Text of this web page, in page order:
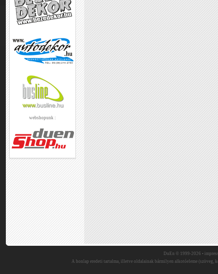
webshopunk :
DuEn © 1999-2026 •
A honlap eredeti tartalma, illetve oldalainak bármilyen alkotóeleme (szöveg,